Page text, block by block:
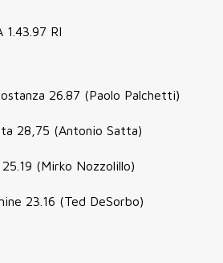
1.43.97 RI
26.87 (Paolo Palchetti)
28,75 (Antonio Satta)
(Mirko Nozzolillo)
23.16 (Ted DeSorbo)